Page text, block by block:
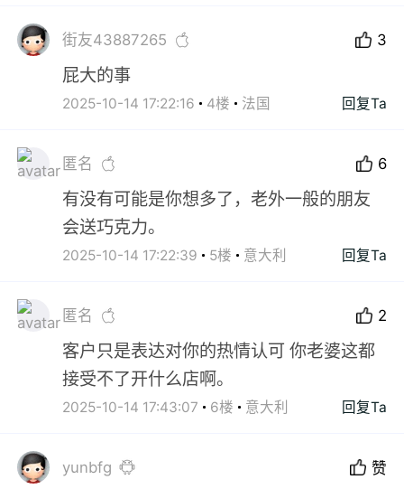
街友43887265 3
屁大的事
2025-10-14 17:22:16 4楼 法国 回复Ta
匿名 6
有没有可能是你想多了，老外一般的朋友
会送巧克力。
2025-10-14 17:22:39 5楼 意大利 回复Ta
匿名 2
客户只是表达对你的热情认可 你老婆这都
接受不了开什么店啊。
2025-10-14 17:43:07 6楼 意大利 回复Ta
yunbfg 赞